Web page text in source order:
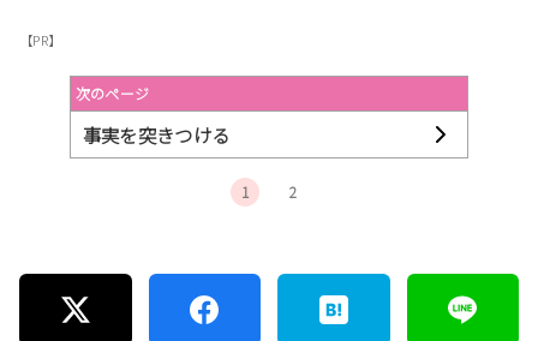
【PR】
次のページ
事実を突きつける
1 2